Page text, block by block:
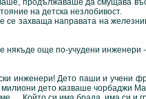
продължаваше да смущава
на детска незлобивост.
се захваща направата на
още по-учудени инженери -
Дето паши и учени
дето казваше чорбаджи